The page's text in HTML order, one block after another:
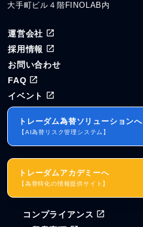
大手町ビル４階FINOLAB内
運営会社
採用情報
お問い合わせ
FAQ
イベント
トレーダム為替ソリューションへ
【AI為替リスク管理システム】
トレーダムアカデミーへ
【為替特化の情報提供サイト】
コンプライアンス